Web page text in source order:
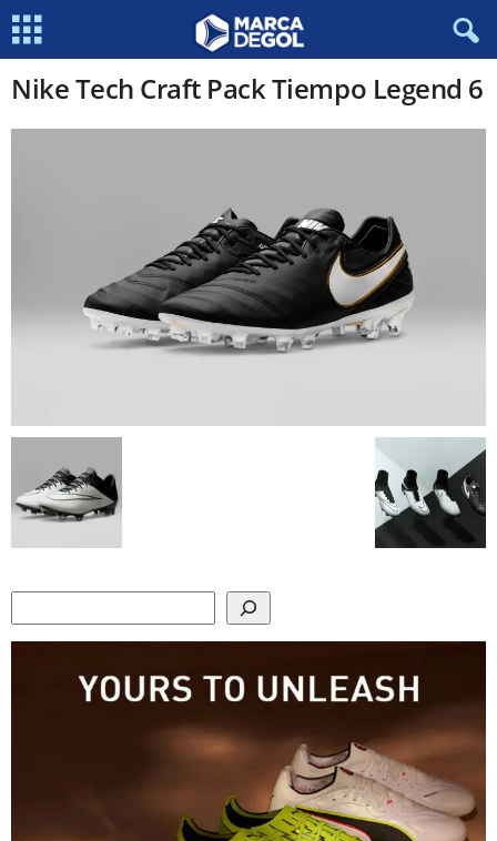
Nike Tech Craft Pack Tiempo Legend 6